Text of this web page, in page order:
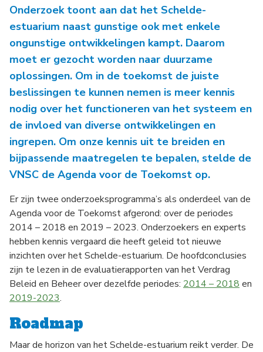
Onderzoek toont aan dat het Schelde-
estuarium naast gunstige ook met enkele
ongunstige ontwikkelingen kampt. Daarom
moet er gezocht worden naar duurzame
oplossingen. Om in de toekomst de juiste
beslissingen te kunnen nemen is meer kennis
nodig over het functioneren van het systeem en
de invloed van diverse ontwikkelingen en
ingrepen. Om onze kennis uit te breiden en
bijpassende maatregelen te bepalen, stelde de
VNSC de Agenda voor de Toekomst op.
Er zijn twee onderzoeksprogramma’s als onderdeel van de
Agenda voor de Toekomst afgerond: over de periodes
2014 – 2018 en 2019 – 2023. Onderzoekers en experts
hebben kennis vergaard die heeft geleid tot nieuwe
inzichten over het Schelde-estuarium. De hoofdconclusies
zijn te lezen in de evaluatierapporten van het Verdrag
Beleid en Beheer over dezelfde periodes: 2014 – 2018 en
2019-2023.
Roadmap
Maar de horizon van het Schelde-estuarium reikt verder. De